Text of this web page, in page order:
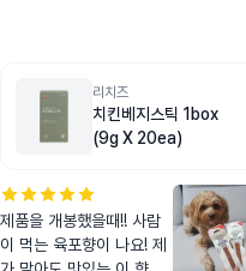
리치즈
치킨베지스틱 1box
(9g X 20ea)
제품을 개봉했을때!! 사람
이 먹는 육포향이 나요! 제